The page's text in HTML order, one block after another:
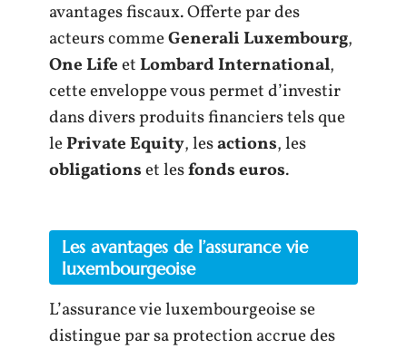
avantages fiscaux. Offerte par des
acteurs commeGenerali Luxembourg,
One LifeetLombard International,
cette enveloppe vous permet d’investir
dans divers produits financiers tels que
lePrivate Equity, lesactions, les
obligationset lesfonds euros.
Les avantages de l’assurance vie
luxembourgeoise
L’assurance vie luxembourgeoise se
distingue par sa protection accrue des